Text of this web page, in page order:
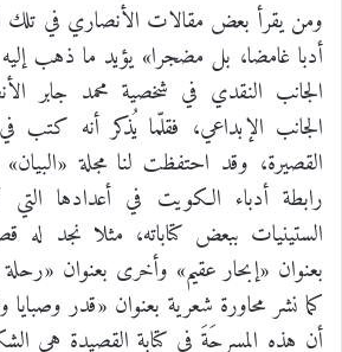
ومن يقرأ بعض مقالات الأنصاري في تلك
أدبا غامضا، بل مضجرا» يؤيد ما ذهب
الجانب النقدي في شخصية محمد جابر
الجانب الإبداعي، فقلّما يُذكر أنه كتب
القصيرة، وقد احتفظت لنا مجلة
رابطة أدباء الكويت في أعدادها
الستينيات ببعض كتاباته، مثلا نجد له
بعنوان «إبحار عقيم» وأخرى بعنوان
كما نشر محاورة شعرية بعنوان «قدر
أن هذه المسرحَةَ في كتابة القصيدة هي